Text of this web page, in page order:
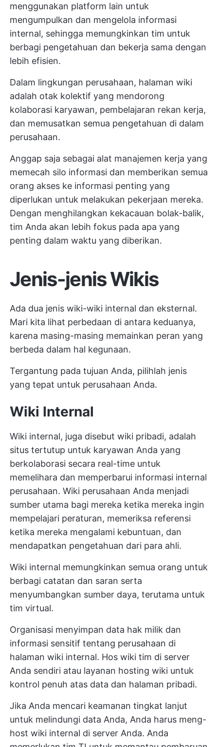
menggunakan platform lain untuk
mengumpulkan dan mengelola informasi
internal, sehingga memungkinkan tim untuk
berbagi pengetahuan dan bekerja sama dengan
lebih efisien.
Dalam lingkungan perusahaan, halaman wiki
adalah otak kolektif yang mendorong
kolaborasi karyawan, pembelajaran rekan kerja,
dan memusatkan semua pengetahuan di dalam
perusahaan.
Anggap saja sebagai alat manajemen kerja yang
memecah silo informasi dan memberikan semua
orang akses ke informasi penting yang
diperlukan untuk melakukan pekerjaan mereka.
Dengan menghilangkan kekacauan bolak-balik,
tim Anda akan lebih fokus pada apa yang
penting dalam waktu yang diberikan.
Jenis-jenis Wikis
Ada dua jenis wiki-wiki internal dan eksternal.
Mari kita lihat perbedaan di antara keduanya,
karena masing-masing memainkan peran yang
berbeda dalam hal kegunaan.
Tergantung pada tujuan Anda, pilihlah jenis
yang tepat untuk perusahaan Anda.
Wiki Internal
Wiki internal, juga disebut wiki pribadi, adalah
situs tertutup untuk karyawan Anda yang
berkolaborasi secara real-time untuk
memelihara dan memperbarui informasi internal
perusahaan. Wiki perusahaan Anda menjadi
sumber utama bagi mereka ketika mereka ingin
mempelajari peraturan, memeriksa referensi
ketika mereka mengalami kebuntuan, dan
mendapatkan pengetahuan dari para ahli.
Wiki internal memungkinkan semua orang untuk
berbagi catatan dan saran serta
menyumbangkan sumber daya, terutama untuk
tim virtual.
Organisasi menyimpan data hak milik dan
informasi sensitif tentang perusahaan di
halaman wiki internal. Hos wiki tim di server
Anda sendiri atau layanan hosting wiki untuk
kontrol penuh atas data dan halaman pribadi.
Jika Anda mencari keamanan tingkat lanjut
untuk melindungi data Anda, Anda harus meng-
host wiki internal di server Anda. Anda